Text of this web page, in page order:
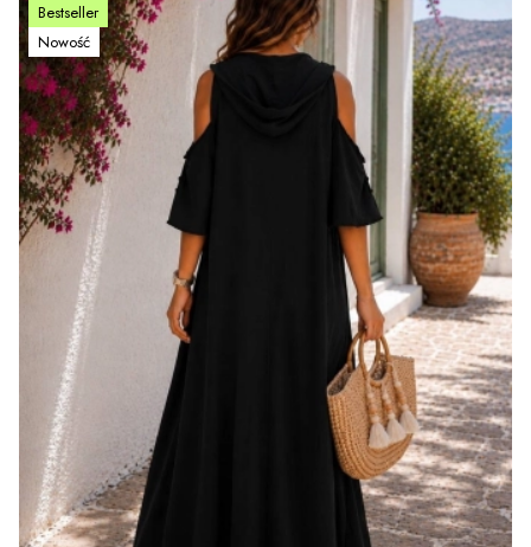
Bestseller
Nowość